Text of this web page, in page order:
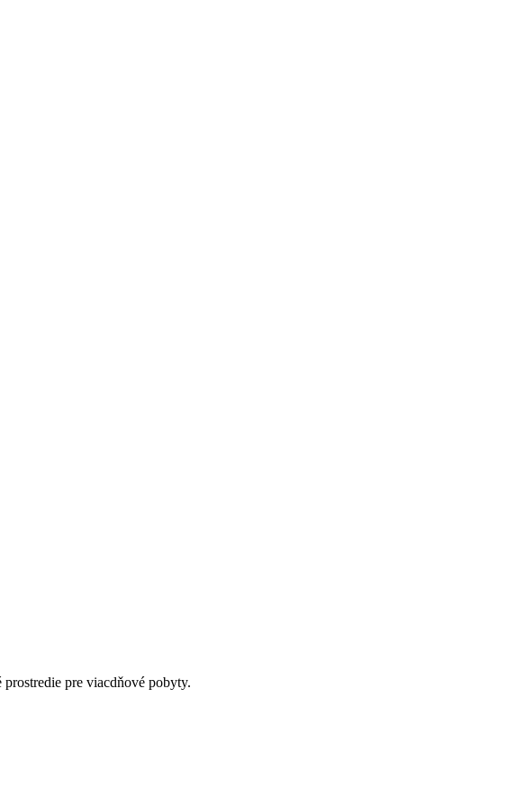
pre viacdňové pobyty.